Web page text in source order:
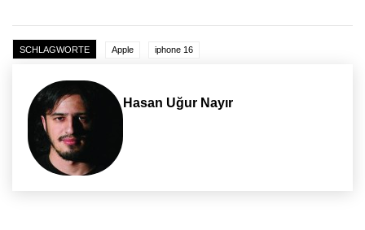
SCHLAGWORTE Apple iphone 16
Hasan Uğur Nayır